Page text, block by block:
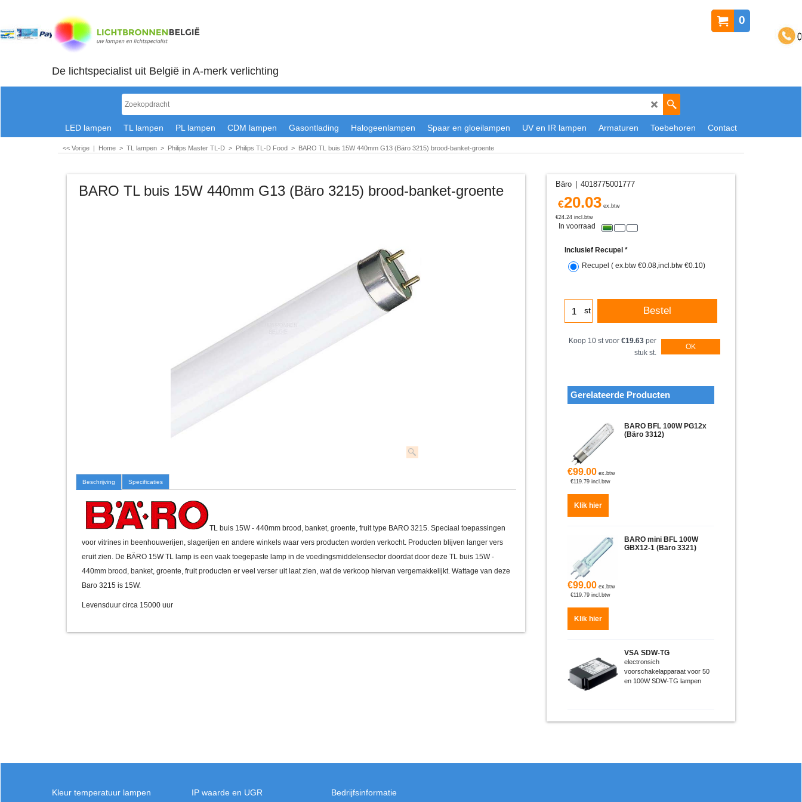
0
De lichtspecialist uit België in A-merk verlichting
LED lampen TL lampen PL lampen CDM lampen Gasontlading Halogeenlampen Spaar en gloeilampen UV en IR lampen Armaturen Toebehoren Contact
<< Vorige | Home > TL lampen > Philips Master TL-D > Philips TL-D Food > BARO TL buis 15W 440mm G13 (Bäro 3215) brood-banket-groente
BARO TL buis 15W 440mm G13 (Bäro 3215) brood-banket-groente
Beschrijving Specificaties
TL buis 15W - 440mm brood, banket, groente, fruit type BARO 3215. Speciaal toepassingen
voor vitrines in beenhouwerijen, slagerijen en andere winkels waar vers producten worden verkocht. Producten blijven langer vers
eruit zien. De BÄRO 15W TL lamp is een vaak toegepaste lamp in de voedingsmiddelensector doordat door deze TL buis 15W -
440mm brood, banket, groente, fruit producten er veel verser uit laat zien, wat de verkoop hiervan vergemakkelijkt. Wattage van deze
Baro 3215 is 15W.
Levensduur circa 15000 uur
Bäro 4018775001777
€20.03 ex.btw
€24.24 incl.btw
In voorraad
Inclusief Recupel *
Recupel ( ex.btw €0.08,incl.btw €0.10)
st Bestel
Koop 10 st voor €19.63per
stuk st.
OK
Gerelateerde Producten
BARO BFL 100W PG12x
(Bäro 3312)
€99.00 ex.btw
€119.79 incl.btw
Klik hier
BARO mini BFL 100W
GBX12-1 (Bäro 3321)
€99.00 ex.btw
€119.79 incl.btw
Klik hier
VSA SDW-TG
electronsich
voorschakelapparaat voor 50
en 100W SDW-TG lampen
Kleur temperatuur lampen IP waarde en UGR Bedrijfsinformatie